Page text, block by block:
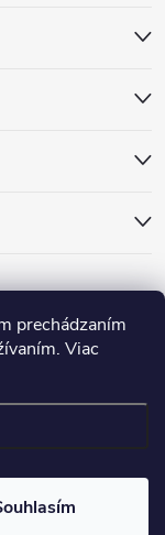
prechádzaním
Viac
práva vyhrazena.